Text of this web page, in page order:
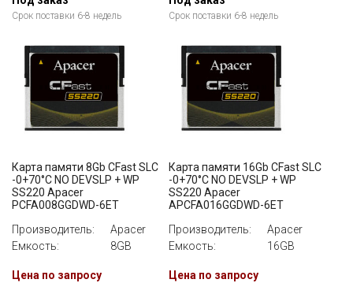
Срок поставки 6-8 недель Срок поставки 6-8 недель
Карта памяти 8Gb CFast SLC
-0+70°C NO DEVSLP + WP
SS220 Apacer
PCFA008GGDWD-6ET
Производитель:
Apacer
Емкость:
8GB
Цена по запросу
Карта памяти 16Gb CFast SLC
-0+70°C NO DEVSLP + WP
SS220 Apacer
APCFA016GGDWD-6ET
Производитель:
Apacer
Емкость:
16GB
Цена по запросу